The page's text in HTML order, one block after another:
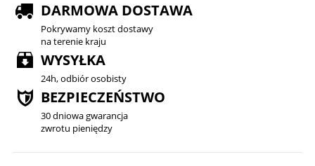
DARMOWA DOSTAWA
Pokrywamy koszt dostawy
na terenie kraju
WYSYŁKA
24h, odbiór osobisty
BEZPIECZEŃSTWO
30 dniowa gwarancja
zwrotu pieniędzy